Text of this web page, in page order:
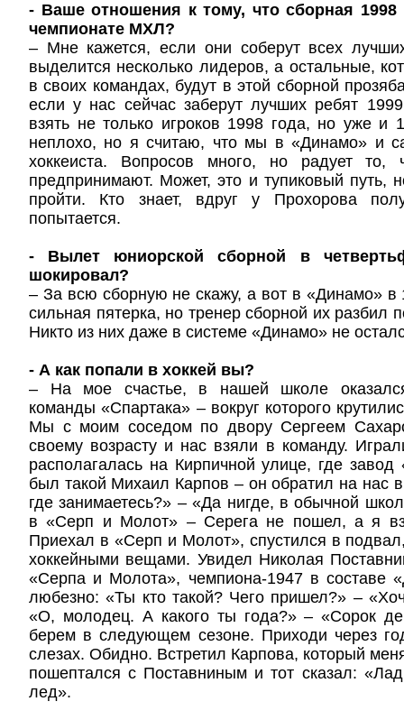
- Ваше отношения к тому, что сборная 1998
чемпионате МХЛ?
– Мне кажется, если они соберут всех
выделится несколько лидеров, а остальные,
в своих командах, будут в этой сборной
если у нас сейчас заберут лучших ребят
взять не только игроков 1998 года, но уже и
неплохо, но я считаю, что мы в «Динамо» и
хоккеиста. Вопросов много, но радует то,
предпринимают. Может, это и тупиковый путь,
пройти. Кто знает, вдруг у Прохорова
попытается.
- Вылет юниорской сборной в
шокировал?
– За всю сборную не скажу, а вот в «Динамо» в
сильная пятерка, но тренер сборной их разбил
Никто из них даже в системе «Динамо» не
- А как попали в хоккей вы?
– На мое счастье, в нашей школе
команды «Спартака» – вокруг которого
Мы с моим соседом по двору Сергеем
своему возрасту и нас взяли в команду.
располагалась на Кирпичной улице, где
был такой Михаил Карпов – он обратил на нас
где занимаетесь?» – «Да нигде, в обычной
в «Серп и Молот» – Серега не пошел, а я
Приехал в «Серп и Молот», спустился в
хоккейными вещами. Увидел Николая
«Серпа и Молота», чемпиона-1947 в составе
любезно: «Ты кто такой? Чего пришел?» –
«О, молодец. А какого ты года?» – «Сорок
берем в следующем сезоне. Приходи через
слезах. Обидно. Встретил Карпова, который
пошептался с Поставниным и тот сказал:
лед».